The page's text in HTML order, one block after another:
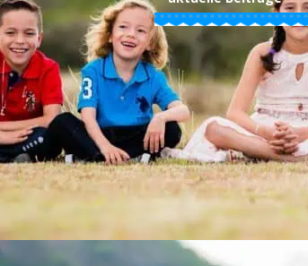
Unterstützen Sie
uns
Datenschutzerklärung
Impressum